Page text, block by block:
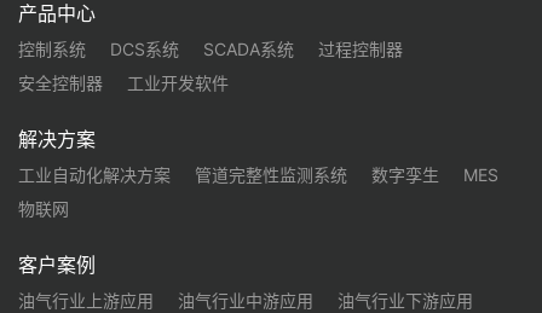
产品中心
控制系统 DCS系统 SCADA系统
过程控制器
安全控制器
工业开发软件
解决方案
工业自动化解决方案 管道完整性监测系统 数字孪生
MES
物联网
客户案例
油气行业上游应用 油气行业中游应用
油气行业下游应用